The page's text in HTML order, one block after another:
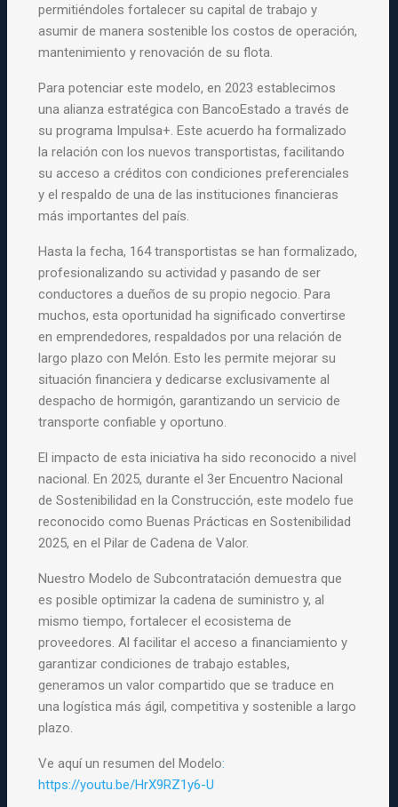
permitiéndoles fortalecer su capital de trabajo y
asumir de manera sostenible los costos de operación,
mantenimiento y renovación de su flota.
Para potenciar este modelo, en 2023 establecimos
una alianza estratégica con BancoEstado a través de
su programa Impulsa+. Este acuerdo ha formalizado
la relación con los nuevos transportistas, facilitando
su acceso a créditos con condiciones preferenciales
y el respaldo de una de las instituciones financieras
más importantes del país.
Hasta la fecha, 164 transportistas se han formalizado,
profesionalizando su actividad y pasando de ser
conductores a dueños de su propio negocio. Para
muchos, esta oportunidad ha significado convertirse
en emprendedores, respaldados por una relación de
largo plazo con Melón. Esto les permite mejorar su
situación financiera y dedicarse exclusivamente al
despacho de hormigón, garantizando un servicio de
transporte confiable y oportuno.
El impacto de esta iniciativa ha sido reconocido a nivel
nacional. En 2025, durante el 3er Encuentro Nacional
de Sostenibilidad en la Construcción, este modelo fue
reconocido como Buenas Prácticas en Sostenibilidad
2025, en el Pilar de Cadena de Valor.
Nuestro Modelo de Subcontratación demuestra que
es posible optimizar la cadena de suministro y, al
mismo tiempo, fortalecer el ecosistema de
proveedores. Al facilitar el acceso a financiamiento y
garantizar condiciones de trabajo estables,
generamos un valor compartido que se traduce en
una logística más ágil, competitiva y sostenible a largo
plazo.
Ve aquí un resumen del Modelo:
https://youtu.be/HrX9RZ1y6-U